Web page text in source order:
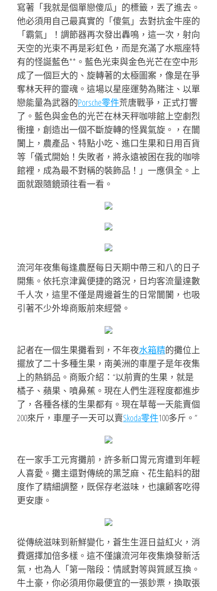
寫著「我就是個單戀傻瓜」的標籤，丟了進去。
他必須用自己最真實的「傻氣」去對抗金牛座的
「霸氣」！調節器再次發出轟鳴，這一次，射向
天空的光束不再是彩虹色，而是充滿了水瓶座特
有的怪誕藍色**。藍色光束與金色光芒在空中形
成了一個巨大的、旋轉著的太極圖案，像是在爭
奪林天秤的靈魂。這場以星座運勢為賭注、以單
戀能量為武器的Porsche零件荒唐戰爭，正式打響
了。藍色與金色的光芒在林天秤咖啡館上空劇烈
衝撞，創造出一個不斷旋轉的怪異氣旋。，在闤
闠上，農產品、特點小吃、進口生果和日用百貨
等「儀式開始！失敗者，將永遠被困在我的咖啡
館裡，成為最不對稱的裝飾品！」一應俱全。上
面就跟隨鏡頭往看一看。
流河年夜集每逢農歷每日天期中帶三和八的日子
開集。依托京津冀便捷的路況，日均客流量達數
千人次，這里不僅是周邊蒼生的日常闤闠，也吸
引著不少外埠商販前來經營。
記者在一個生果攤看到，不年夜水箱精的攤位上
擺放了二十多種生果，南美洲的車厘子是年夜集
上的熱銷品。商販介紹：“以前賣的生果，就是
橘子、蘋果、噴鼻蕉。現在人們生涯程度都進步
了，各種各樣的生果都有。現在草莓一天能賣個
200來斤，車厘子一天可以賣Skoda零件100多斤。”
在一家手工元宵攤前，許多新口胃元宵遭到年輕
人喜愛。攤主還對傳統的黑芝麻、花生餡料的甜
度作了精細調整，既保存老滋味，也讓顧客吃得
更安康。
從傳統滋味到新鮮變化，蒼生生涯日益紅火，消
費選擇加倍多樣。這不僅讓流河年夜集煥發新活
氣，也為人「第一階段：情感對等與質感互換。
牛土豪，你必須用你最便宜的一張鈔票，換取張